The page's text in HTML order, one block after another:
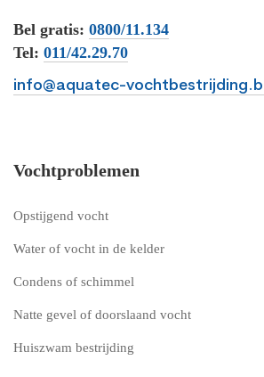
Bel gratis: 0800/11.134
Tel: 011/42.29.70
info@aquatec-
Vochtproblemen
Opstijgend vocht
Water of vocht in de kelder
Condens of schimmel
Natte gevel of doorslaand vocht
Huiszwam bestrijding